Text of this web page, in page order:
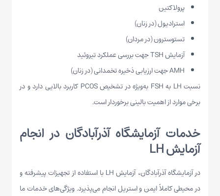
پرولاکتین
استرادیول (در زنان)
تستوسترون (در مردان)
آزمایش TSH جهت بررسی عملکرد تیروئید
AMH جهت ارزیابی ذخیره تخمدانی (در زنان)
نسبت LH به FSH به‌ویژه در تشخیص PCOS کاربرد بالایی دارد و در
برخی موارد از اهمیت بالینی برخوردار است.
خدمات آزمایشگاه آذرآبادگان در انجام
آزمایش LH
در آزمایشگاه آذرآبادگان، آزمایش LH با استفاده از تجهیزات پیشرفته و
در محیطی کاملاً ایمن و استریل انجام می‌پذیرد. ویژگی‌های خدمات ما